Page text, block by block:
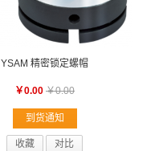
YSAM 精密锁定螺帽
￥0.00 ￥0.00
到货通知
收藏 对比